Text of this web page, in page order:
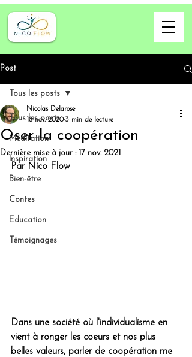
Post
Tous les posts
Méditation
Inspiration
Bien-être
Contes
Education
Témoignages
Tous les posts
Oser la coopération
Nicolas Delarose
18 nov. 2020 3 min de lecture
Dernière mise à jour : 17 nov. 2021
Par Nico Flow
Dans une société où l'individualisme en
vient à ronger les coeurs et nos plus
belles valeurs, parler de coopération me